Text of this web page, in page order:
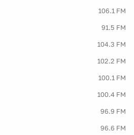
106.1 FM
91.5 FM
104.3 FM
102.2 FM
100.1 FM
100.4 FM
96.9 FM
96.6 FM